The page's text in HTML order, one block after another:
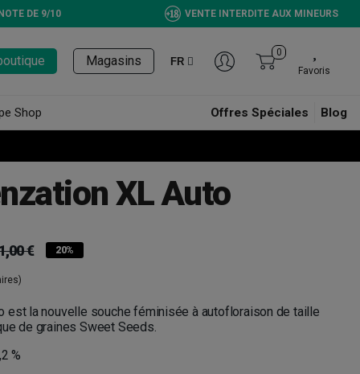
DE 9/10 VENTE INTERDITE AUX MINEURS
Magasins FR
0
Favoris
Shop Offres Spéciales Blog
XL Auto
€ 20%
est la nouvelle souche féminisée à autofloraison de taille
de graines Sweet Seeds.
%